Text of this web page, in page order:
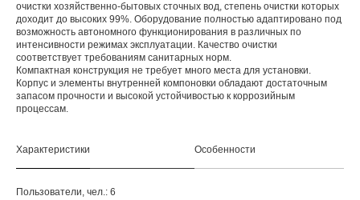
очистки хозяйственно-бытовых сточных вод, степень очистки которых
доходит до высоких 99%. Оборудование полностью адаптировано под
возможность автономного функционирования в различных по
интенсивности режимах эксплуатации. Качество очистки
соответствует требованиям санитарных норм.
Компактная конструкция не требует много места для установки.
Корпус и элементы внутренней компоновки обладают достаточным
запасом прочности и высокой устойчивостью к коррозийным
процессам.
Характеристики Особенности
Пользователи, чел.: 6